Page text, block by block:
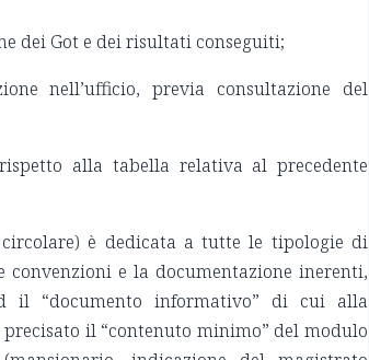
dei Got e dei risultati conseguiti;
nell’ufficio, previa consultazione del
alla tabella relativa al precedente
è dedicata a tutte le tipologie di
e la documentazione inerenti,
il “documento informativo” di cui alla
il “contenuto minimo” del modulo